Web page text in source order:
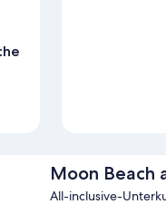
Moon Beach
All-inclusive-